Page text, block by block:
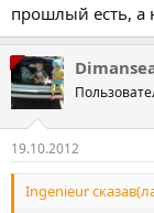
прошлый есть, а
19.10.2012
Ingenieur